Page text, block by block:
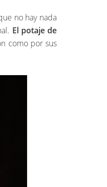
no hay nada
El potaje de
como por sus